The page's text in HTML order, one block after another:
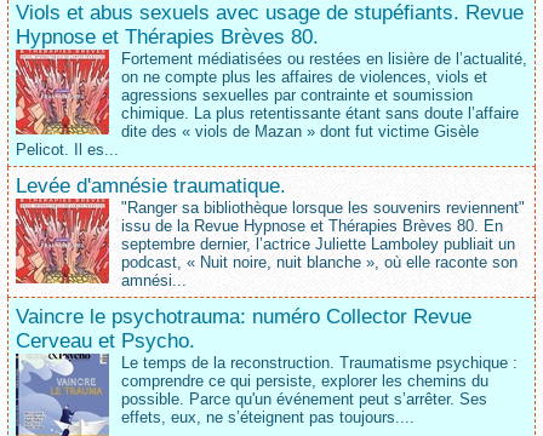
Viols et abus sexuels avec usage de stupéfiants. Revue
Hypnose et Thérapies Brèves 80.
Fortement médiatisées ou restées en lisière de l’actualité,
on ne compte plus les affaires de violences, viols et
agressions sexuelles par contrainte et soumission
chimique. La plus retentissante étant sans doute l’affaire
dite des « viols de Mazan » dont fut victime Gisèle
Pelicot. Il es...
Levée d'amnésie traumatique.
"Ranger sa bibliothèque lorsque les souvenirs reviennent"
issu de la Revue Hypnose et Thérapies Brèves 80. En
septembre dernier, l’actrice Juliette Lamboley publiait un
podcast, « Nuit noire, nuit blanche », où elle raconte son
amnési...
Vaincre le psychotrauma: numéro Collector Revue
Cerveau et Psycho.
Le temps de la reconstruction. Traumatisme psychique :
comprendre ce qui persiste, explorer les chemins du
possible. Parce qu'un événement peut s’arrêter. Ses
effets, eux, ne s’éteignent pas toujours....